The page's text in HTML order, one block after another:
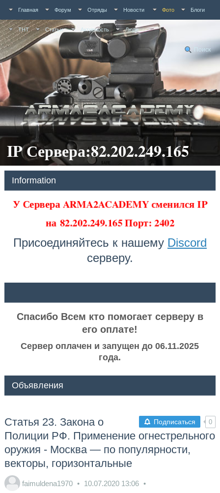
Главная Форум Отряды Новости Фото Блоги
ТНТ Статьи Активность Люди
Поиск
IP Сервера:82.202.249.165
Information
У Сервера ARMA2ACADEMY сменился IP
на82.202.249.165 Порт: 2402
Присоединяйтесь к нашему Discord
серверу.
Спасибо Всем кто помогает серверу в
его оплате!
Сервер оплачен и запущен до 06.11.2025
года.
Объявления
Подписаться 0
Статья 23. Закона о
Полиции РФ. Применение огнестрельного
оружия - Москва — по популярности,
векторы, горизонтальные
faimuldena1970 10.07.2020 13:06